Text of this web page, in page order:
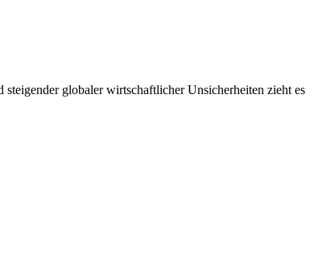
globaler wirtschaftlicher Unsicherheiten zieht es